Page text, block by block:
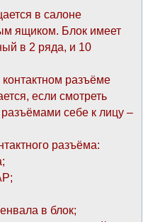
в салоне
ящиком. Блок имеет
в 2 ряда, и 10
контактном разъёме
если смотреть
себе к лицу –
разъёма:
в блок;